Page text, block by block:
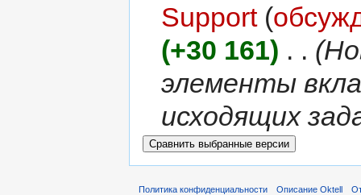
Support (
(+30 161) . .
элементы
исходящих
Политика конфиденциальности Описание Oktell